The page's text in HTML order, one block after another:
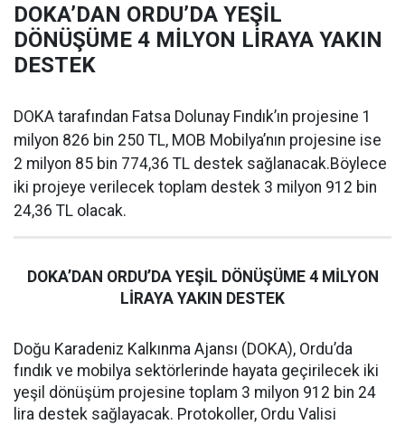
DOKA’DAN ORDU’DA YEŞİL
DÖNÜŞÜME 4 MİLYON LİRAYA YAKIN
DESTEK
DOKA tarafından Fatsa Dolunay Fındık’ın projesine 1
milyon 826 bin 250 TL, MOB Mobilya’nın projesine ise
2 milyon 85 bin 774,36 TL destek sağlanacak.Böylece
iki projeye verilecek toplam destek 3 milyon 912 bin
24,36 TL olacak.
DOKA’DAN ORDU’DA YEŞİL DÖNÜŞÜME 4 MİLYON
LİRAYA YAKIN DESTEK
Doğu Karadeniz Kalkınma Ajansı (DOKA), Ordu’da
fındık ve mobilya sektörlerinde hayata geçirilecek iki
yeşil dönüşüm projesine toplam 3 milyon 912 bin 24
lira destek sağlayacak. Protokoller, Ordu Valisi